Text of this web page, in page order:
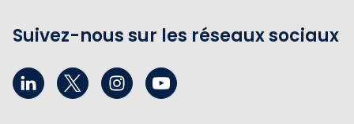
Suivez-nous sur les réseaux sociaux